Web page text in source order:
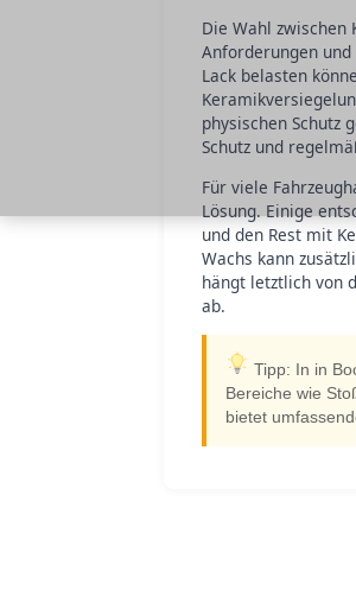
Die Wahl
Anforderungen
Lack belasten
physischen Schutz
Schutz und
Für viele
Lösung. Einige
und den Rest mit
Wachs kann
hängt letztlich von
ab.
Tipp: In in
Bereiche wie
bietet